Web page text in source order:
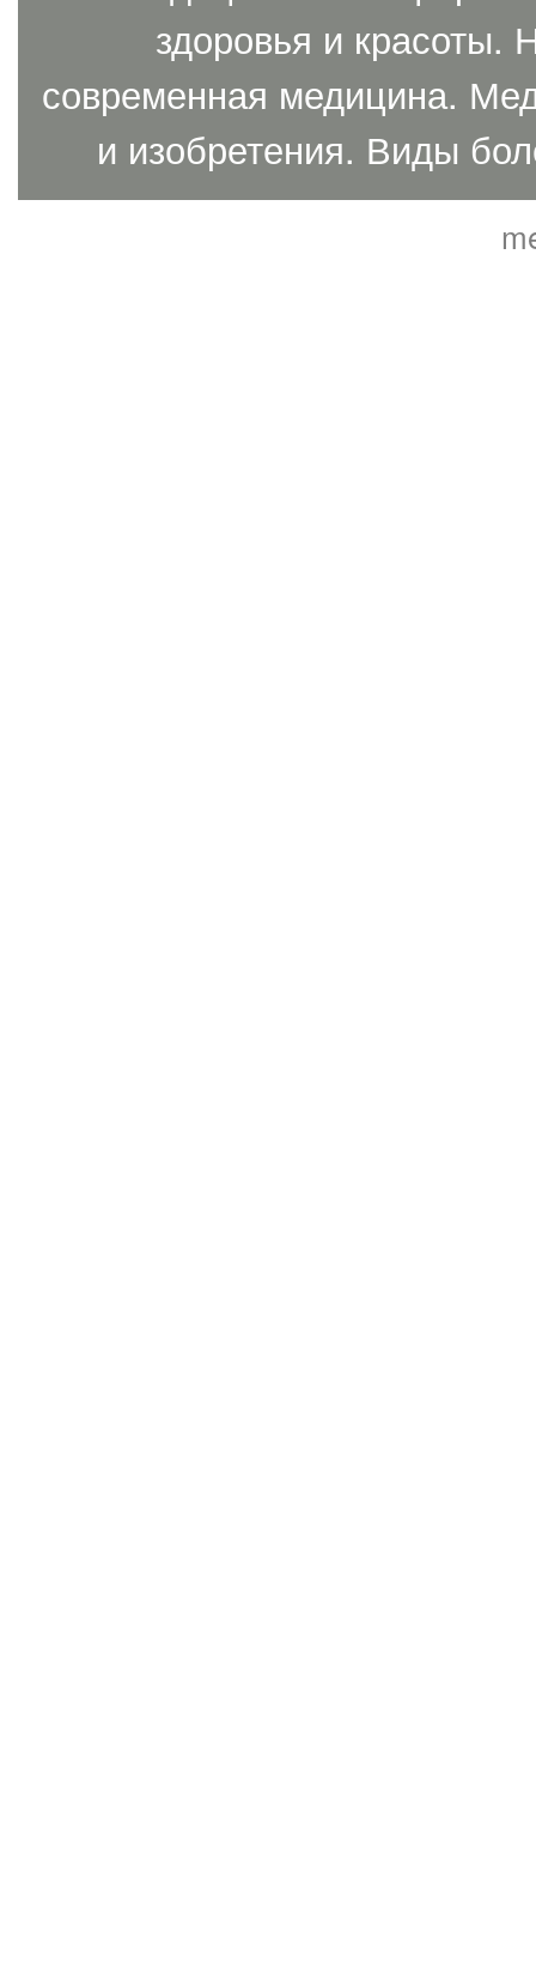
здоровья и красоты.
современная медицина.
и изобретения. Виды